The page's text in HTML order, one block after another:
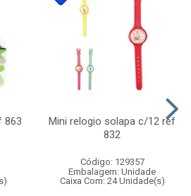
863
Mini relogio solapa c/12 ref
832
Código: 129357
Embalagem: Unidade
Caixa Com: 24 Unidade(s)